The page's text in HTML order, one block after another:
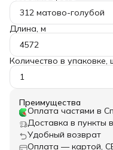
312 матово-голубой
Длина, м
4572
Количество в упаковке,
1
Преимущества
Оплата частями в
Доставка в пункты
Удобный возврат
Оплата — картой,